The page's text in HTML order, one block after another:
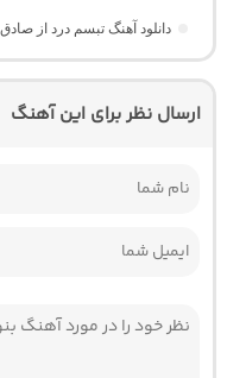
دانلود آهنگ تبسم درد از
ارسال نظر برای این آهنگ